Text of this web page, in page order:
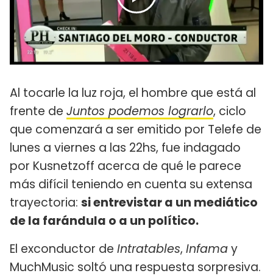
Al tocarle la luz roja, el hombre que está al
frente de Juntos podemos lograrlo, ciclo
que comenzará a ser emitido por Telefe de
lunes a viernes a las 22hs, fue indagado
por Kusnetzoff acerca de qué le parece
más difícil teniendo en cuenta su extensa
trayectoria: si entrevistar a un mediático
de la farándula o a un político.
El exconductor de Intratables, Infamay
MuchMusic soltó una respuesta sorpresiva.